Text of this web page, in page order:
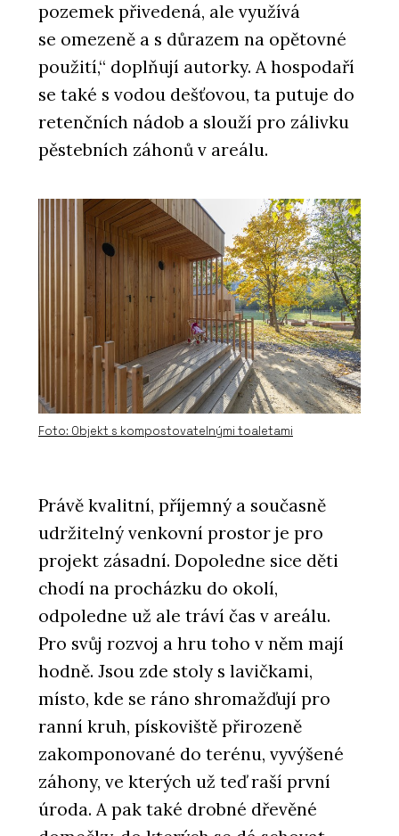
PRODUKTY
Pivotové dveře AXON - Dorsis
PRODUKTY
Posuvné dveře a bezobložková
pouzdra BELPORT - Dorsis
ČLÁNKY
Prosklené příčky Dorsis i tam, kde je
nečekáte
PRODUKTY
pozemek přivedená, ale využívá
se omezeně a s důrazem na opětovné
použití,“ doplňují autorky. A hospodaří
se také s vodou dešťovou, ta putuje do
retenčních nádob a slouží pro zálivku
pěstebních záhonů v areálu.
Foto: Objekt s kompostovatelnými toaletami
Právě kvalitní, příjemný a současně
udržitelný venkovní prostor je pro
projekt zásadní. Dopoledne sice děti
chodí na procházku do okolí,
odpoledne už ale tráví čas v areálu.
Pro svůj rozvoj a hru toho v něm mají
hodně. Jsou zde stoly s lavičkami,
místo, kde se ráno shromažďují pro
ranní kruh, pískoviště přirozeně
zakomponované do terénu, vyvýšené
záhony, ve kterých už teď raší první
úroda. A pak také drobné dřevěné